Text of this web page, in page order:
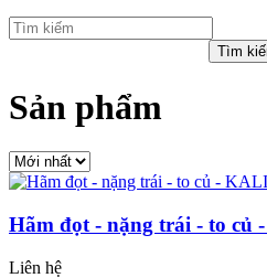
Sản phẩm
Hãm đọt - nặng trái - to củ
Liên hệ